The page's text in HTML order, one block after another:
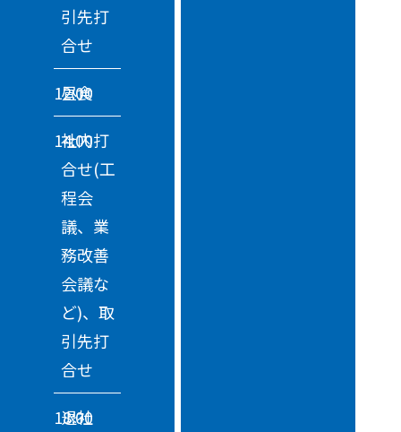
引先打
合せ
12:00
昼食
14:00
社内打
合せ(工
程会
議、業
務改善
会議な
ど)、取
引先打
合せ
18:00
退社